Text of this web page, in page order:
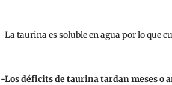
-La taurina es soluble en agua por lo que
-Los déficits de taurina tardan meses o